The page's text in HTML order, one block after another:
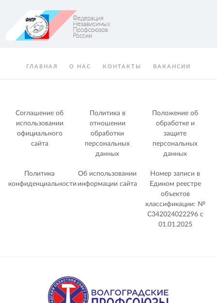
ГЛАВНАЯ О НАС КОНТАКТЫ ВАКАНСИИ
Соглашение об
использовании
официального
сайта
Политика в
отношении
обработки
персональных
данных
Положение об
обработке и
защите
персональных
данных
Политика
конфиденциальности
Об использовании
информации сайта
Номер записи в
Едином реестре
объектов
классификации: №
С342024022296 c
01.01.2025